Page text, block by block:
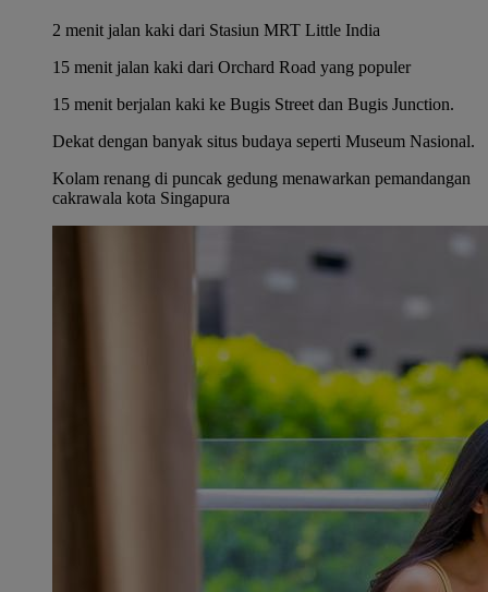
2 menit jalan kaki dari Stasiun MRT Little India
15 menit jalan kaki dari Orchard Road yang populer
15 menit berjalan kaki ke Bugis Street dan Bugis Junction.
Dekat dengan banyak situs budaya seperti Museum Nasional.
Kolam renang di puncak gedung menawarkan pemandangan
cakrawala kota Singapura